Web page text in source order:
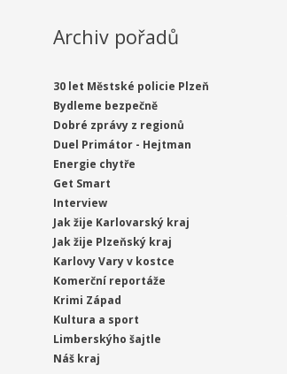
Archiv pořadů
30 let Městské policie Plzeň
Bydleme bezpečně
Dobré zprávy z regionů
Duel Primátor - Hejtman
Energie chytře
Get Smart
Interview
Jak žije Karlovarský kraj
Jak žije Plzeňský kraj
Karlovy Vary v kostce
Komerční reportáže
Krimi Západ
Kultura a sport
Limberskýho šajtle
Náš kraj